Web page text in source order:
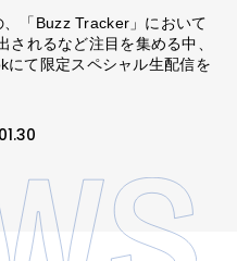
「Buzz Tracker」において
れるなど注目を集める中、
にて限定スペシャル生配信を